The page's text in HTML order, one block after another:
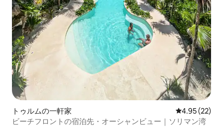
トゥルムの一軒家 レビュー22
4.95 (22)
ビーチフロントの宿泊先・オーシャンビュー｜ソリマン湾